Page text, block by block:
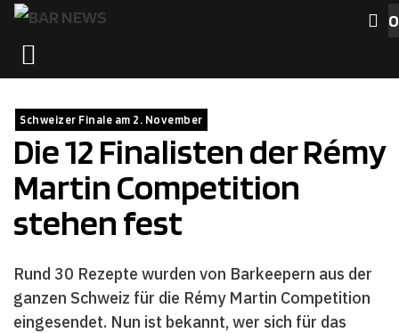
Zum
springen
0
Schweizer Finale am 2. November
Die 12 Finalisten der Rémy
Martin Competition
stehen fest
Rund 30 Rezepte wurden von Barkeepern aus der
ganzen Schweiz für die Rémy Martin Competition
eingesendet. Nun ist bekannt, wer sich für das